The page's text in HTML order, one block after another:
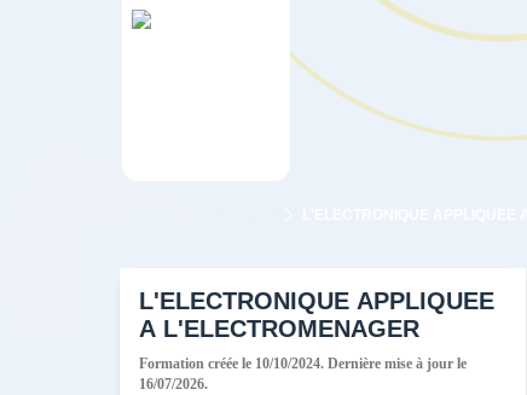
L'ELECTRONIQUE APPLIQUEE
A L'ELECTROMENAGER
Formation créée le 10/10/2024. Dernière mise à jour le
16/07/2026.